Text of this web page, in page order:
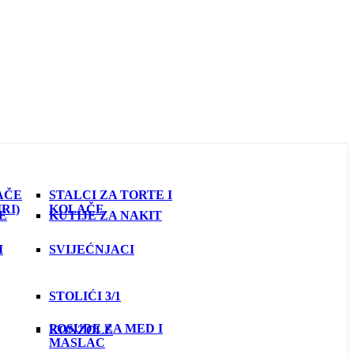
STALCI ZA TORTE I
KOLAČE
POSUDE ZA MED I
MASLAC
KUTIJE ZA NAKIT
SVIJEĆNJACI
STOLIĆI 3/1
KONZOLE